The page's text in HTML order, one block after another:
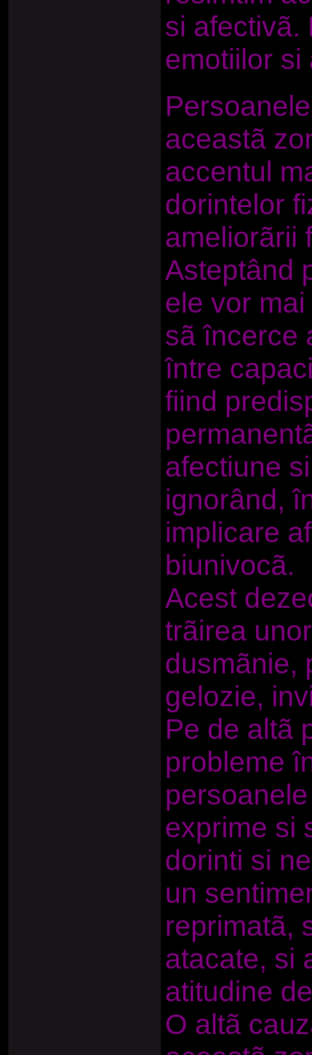
si afectivã.
emotiilor si
aceastã
accentul
dorintelor
ameliorãrii
Asteptând
ele vor
sã încerce
între
fiind
afectiune
ignorând,
implicare
biunivocã.
Acest
trãirea
dusmãnie,
gelozie,
Pe de altã
probleme
exprime si
dorinti si
un
reprimatã,
atacate, si
atitudine
O altã